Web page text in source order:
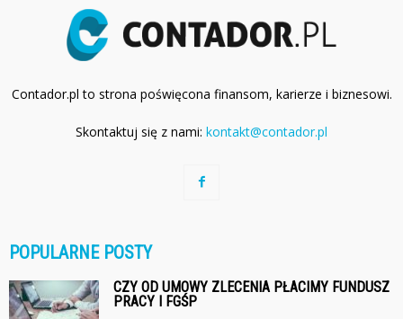
Contador.pl to strona poświęcona finansom, karierze i biznesowi.
Skontaktuj się z nami: kontakt@contador.pl
POPULARNE POSTY
CZY OD UMOWY ZLECENIA PŁACIMY FUNDUSZ
PRACY I FGŚP